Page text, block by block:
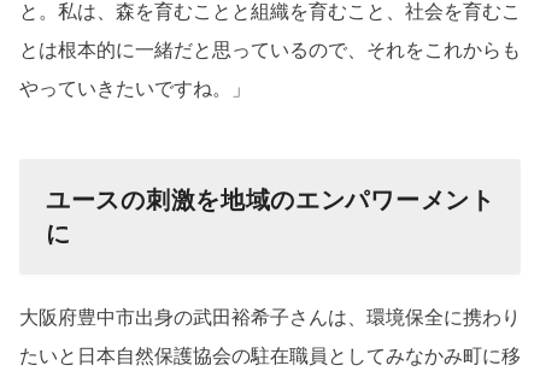
と。私は、森を育むことと組織を育むこと、社会を育むこ
とは根本的に一緒だと思っているので、それをこれからも
やっていきたいですね。」
ユースの刺激を地域のエンパワーメント
に
大阪府豊中市出身の武田裕希子さんは、環境保全に携わり
たいと日本自然保護協会の駐在職員としてみなかみ町に移